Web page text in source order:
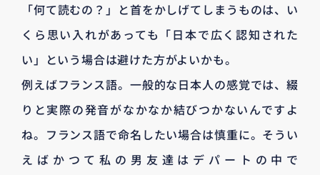
「何て読むの？」と首をかしげてしまうものは、い
くら思い入れがあっても「日本で広く認知された
い」という場合は避けた方がよいかも。
例えばフランス語。一般的な日本人の感覚では、綴
りと実際の発音がなかなか結びつかないんですよ
ね。フランス語で命名したい場合は慎重に。そうい
えばかつて私の男友達はデパートの中で